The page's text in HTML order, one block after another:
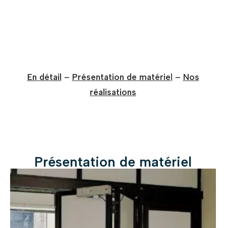
En détail – Présentation de matérie – Nos
réalisations
Présentation de matériel